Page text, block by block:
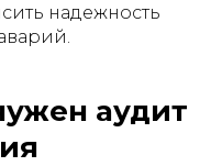
надежность
аудит